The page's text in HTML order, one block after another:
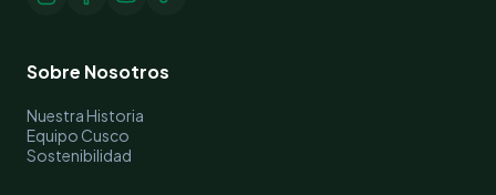
Sobre Nosotros
Nuestra Historia
Equipo Cusco
Sostenibilidad